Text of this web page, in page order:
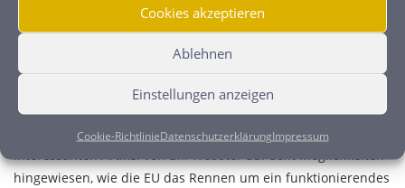
Cookies akzeptieren
Ablehnen
Einstellungen anzeigen
Cookie-RichtlinieDatenschutzerklärungImpressum
Europa benötigt dringend ein eigenes KI-System. Wir sehen
Deutschland als Hauptinitator zum Erreichen dieses Ziels. Wir
müssen aber unsere Hausaufgaben machen - jetzt!
Das Startup-UnternehmenAugustus Intelligencehat in einem
interessanten Artikel vonBill Websterauf acht Möglichkeiten
hingewiesen, wie die EU das Rennen um ein funktionierendes